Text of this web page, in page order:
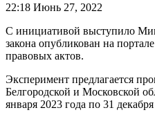
22:18 Июнь 27, 2022
С инициативой выступило
закона опубликован на
правовых актов.
Эксперимент предлагается
Белгородской и Московской
января 2023 года по 31